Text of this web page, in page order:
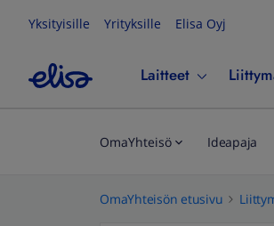
Yksityisille Yrityksille Elisa Oyj
Laitteet
OmaYhteisö Ideapaja
OmaYhteisön etusivu